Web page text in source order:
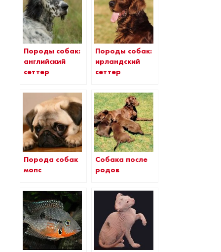
Породы собак:
английский
сеттер
Породы собак:
ирландский
сеттер
Порода собак
мопс
Собака после
родов